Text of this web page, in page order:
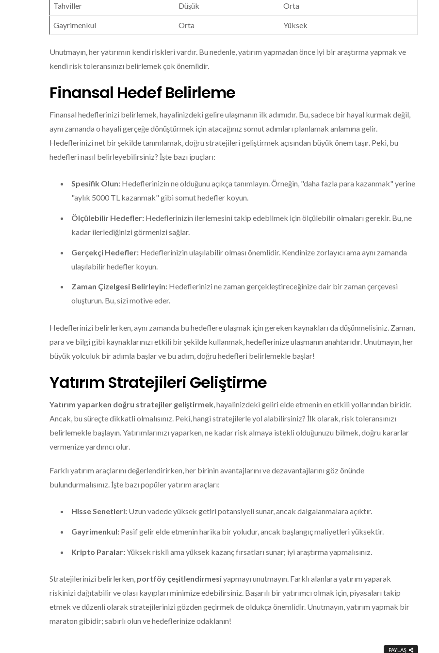
Tahviller Düşük Orta
Gayrimenkul Orta Yüksek
Unutmayın, her yatırımın kendi riskleri vardır. Bu nedenle, yatırım yapmadan önce iyi bir araştırma yapmak ve
kendi risk toleransınızı belirlemek çok önemlidir.
Finansal Hedef Belirleme
Finansal hedeflerinizi belirlemek, hayalinizdeki gelire ulaşmanın ilk adımıdır. Bu, sadece bir hayal kurmak değil,
aynı zamanda o hayali gerçeğe dönüştürmek için atacağınız somut adımları planlamak anlamına gelir.
Hedeflerinizi net bir şekilde tanımlamak, doğru stratejileri geliştirmek açısından büyük önem taşır. Peki, bu
hedefleri nasıl belirleyebilirsiniz? İşte bazı ipuçları:
Spesifik Olun: Hedeflerinizin ne olduğunu açıkça tanımlayın. Örneğin, "daha fazla para kazanmak" yerine
"aylık 5000 TL kazanmak" gibi somut hedefler koyun.
Ölçülebilir Hedefler: Hedeflerinizin ilerlemesini takip edebilmek için ölçülebilir olmaları gerekir. Bu, ne
kadar ilerlediğinizi görmenizi sağlar.
Gerçekçi Hedefler: Hedeflerinizin ulaşılabilir olması önemlidir. Kendinize zorlayıcı ama aynı zamanda
ulaşılabilir hedefler koyun.
Zaman Çizelgesi Belirleyin: Hedeflerinizi ne zaman gerçekleştireceğinize dair bir zaman çerçevesi
oluşturun. Bu, sizi motive eder.
Hedeflerinizi belirlerken, aynı zamanda bu hedeflere ulaşmak için gereken kaynakları da düşünmelisiniz. Zaman,
para ve bilgi gibi kaynaklarınızı etkili bir şekilde kullanmak, hedeflerinize ulaşmanın anahtarıdır. Unutmayın, her
büyük yolculuk bir adımla başlar ve bu adım, doğru hedefleri belirlemekle başlar!
Yatırım Stratejileri Geliştirme
Yatırım yaparken doğru stratejiler geliştirmek, hayalinizdeki geliri elde etmenin en etkili yollarından biridir.
Ancak, bu süreçte dikkatli olmalısınız. Peki, hangi stratejilerle yol alabilirsiniz? İlk olarak, risk toleransınızı
belirlemekle başlayın. Yatırımlarınızı yaparken, ne kadar risk almaya istekli olduğunuzu bilmek, doğru kararlar
vermenize yardımcı olur.
Farklı yatırım araçlarını değerlendirirken, her birinin avantajlarını ve dezavantajlarını göz önünde
bulundurmalısınız. İşte bazı popüler yatırım araçları:
Hisse Senetleri: Uzun vadede yüksek getiri potansiyeli sunar, ancak dalgalanmalara açıktır.
Gayrimenkul: Pasif gelir elde etmenin harika bir yoludur, ancak başlangıç maliyetleri yüksektir.
Kripto Paralar:Yüksek riskli ama yüksek kazanç fırsatları sunar; iyi araştırma yapmalısınız.
Stratejilerinizi belirlerken, portföy çeşitlendirmesiyapmayı unutmayın. Farklı alanlara yatırım yaparak
riskinizi dağıtabilir ve olası kayıpları minimize edebilirsiniz. Başarılı bir yatırımcı olmak için, piyasaları takip
etmek ve düzenli olarak stratejilerinizi gözden geçirmek de oldukça önemlidir. Unutmayın, yatırım yapmak bir
maraton gibidir; sabırlı olun ve hedeflerinize odaklanın!
PAYLAŞ